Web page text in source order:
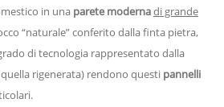
in una parete modernadi grande
“naturale” conferito dalla finta pietra,
di tecnologia rappresentato dalla
rigenerata) rendono questi pannelli